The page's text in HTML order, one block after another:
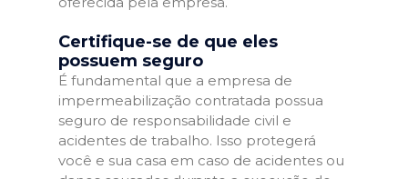
Certifique-se de que eles
possuem seguro
É fundamental que a empresa de
impermeabilização contratada possua
seguro de responsabilidade civil e
acidentes de trabalho. Isso protegerá
você e sua casa em caso de acidentes ou